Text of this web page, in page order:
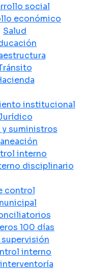
social
económico
Salud
institucional
y suministros
interno
disciplinario
control
100 días
interno